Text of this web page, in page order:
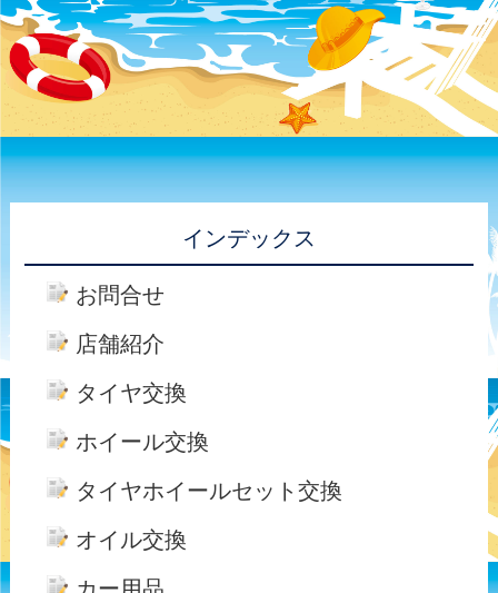
インデックス
お問合せ
店舗紹介
タイヤ交換
ホイール交換
タイヤホイールセット交換
オイル交換